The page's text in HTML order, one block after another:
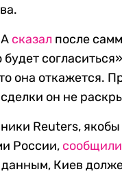
сказал после
она откажется.
он не
Reuters,
России,
данным, Киев